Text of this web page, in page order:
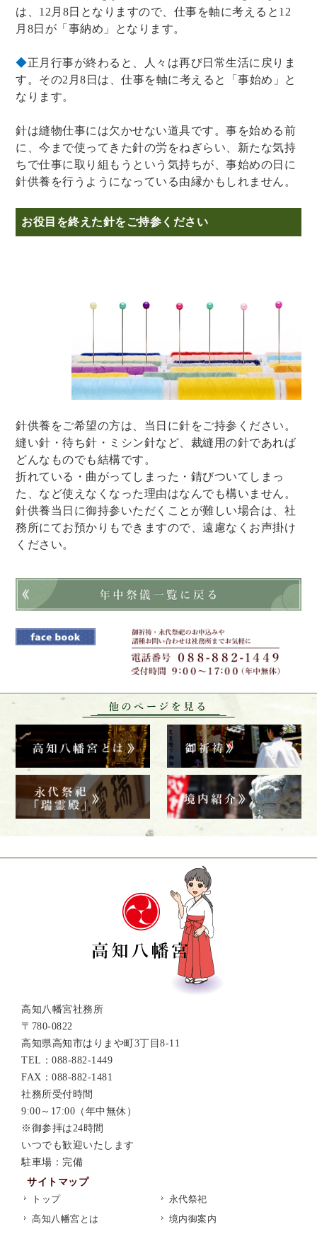
は、12月8日となりますので、仕事を軸に考えると12
月8日が「事納め」となります。
◆正月行事が終わると、人々は再び日常生活に戻りま
す。その2月8日は、仕事を軸に考えると「事始め」と
なります。
針は縫物仕事には欠かせない道具です。事を始める前
に、今まで使ってきた針の労をねぎらい、新たな気持
ちで仕事に取り組もうという気持ちが、事始めの日に
針供養を行うようになっている由縁かもしれません。
お役目を終えた針をご持参ください
針供養をご希望の方は、当日に針をご持参ください。
縫い針・待ち針・ミシン針など、裁縫用の針であれば
どんなものでも結構です。
折れている・曲がってしまった・錆びついてしまっ
た、など使えなくなった理由はなんでも構いません。
針供養当日に御持参いただくことが難しい場合は、社
務所にてお預かりもできますので、遠慮なくお声掛け
ください。
高知八幡宮社務所
〒780-0822
高知県高知市はりまや町3丁目8-11
TEL：088-882-1449
FAX：088-882-1481
社務所受付時間
9:00～17:00（年中無休）
※御参拝は24時間
いつでも歓迎いたします
駐車場：完備
サイトマップ
トップ
高知八幡宮とは
永代祭祀
境内御案内